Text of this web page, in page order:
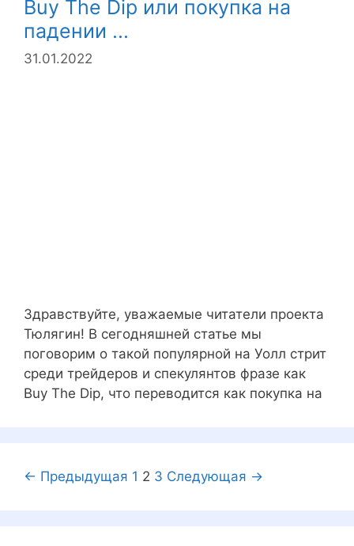
Buy The Dip или покупка на
падении ...
31.01.2022
Здравствуйте, уважаемые читатели проекта
Тюлягин! В сегодняшней статье мы
поговорим о такой популярной на Уолл стрит
среди трейдеров и спекулянтов фразе как
Buy The Dip, что переводится как покупка на
Н
← Предыдущая 1 2 3 Следующая →